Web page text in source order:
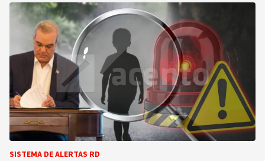
SISTEMA DE ALERTAS RD